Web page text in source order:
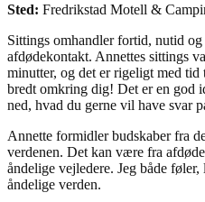
Sted: Fredrikstad Motell &
Sittings omhandler fortid, nutid
afdødekontakt. Annettes sittings
minutter, og det er rigeligt med
bredt omkring dig! Det er en god
ned, hvad du gerne vil have svar
Annette formidler budskaber fra
verdenen. Det kan være fra
åndelige vejledere. Jeg både føler,
åndelige verden.